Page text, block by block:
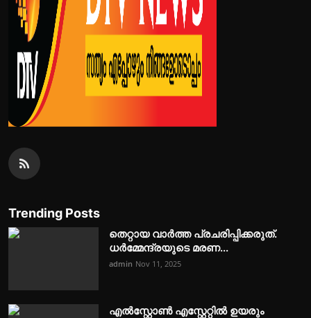
Trending Posts
തെറ്റായ വാർത്ത പ്രചരിപ്പിക്കരുത്.
ധര്‍മ്മേന്ദ്രയുടെ മരണ...
admin Nov 11, 2025
എൽസ്റ്റോൺ എസ്റ്റേറ്റിൽ ഉയരും